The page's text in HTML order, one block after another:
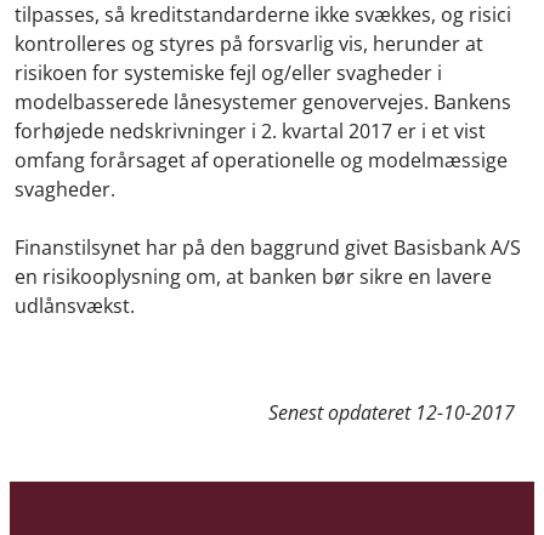
tilpasses, så kreditstandarderne ikke svækkes, og risici
kontrolleres og styres på forsvarlig vis, herunder at
risikoen for systemiske fejl og/eller svagheder i
modelbasserede lånesystemer genovervejes. Bankens
forhøjede nedskrivninger i 2. kvartal 2017 er i et vist
omfang forårsaget af operationelle og modelmæssige
svagheder.
Finanstilsynet har på den baggrund givet Basisbank A/S
en risikooplysning om, at banken bør sikre en lavere
udlånsvækst.
Senest opdateret 12-10-2017